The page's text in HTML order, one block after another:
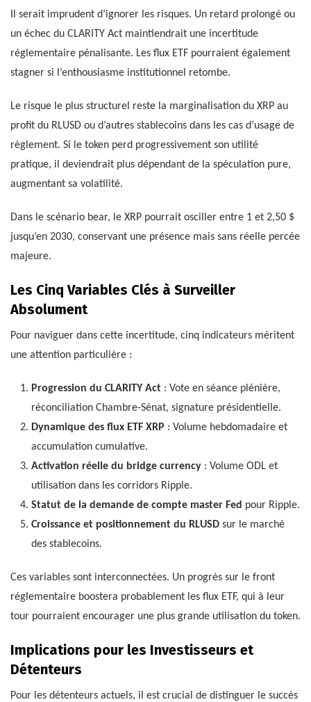
Il serait imprudent d’ignorer les risques. Un retard prolongé ou
un échec du CLARITY Act maintiendrait une incertitude
réglementaire pénalisante. Les flux ETF pourraient également
stagner si l’enthousiasme institutionnel retombe.
Le risque le plus structurel reste la marginalisation du XRP au
profit du RLUSD ou d’autres stablecoins dans les cas d’usage de
règlement. Si le token perd progressivement son utilité
pratique, il deviendrait plus dépendant de la spéculation pure,
augmentant sa volatilité.
Dans le scénario bear, le XRP pourrait osciller entre 1 et 2,50 $
jusqu’en 2030, conservant une présence mais sans réelle percée
majeure.
Les Cinq Variables Clés à Surveiller
Absolument
Pour naviguer dans cette incertitude, cinq indicateurs méritent
une attention particulière :
Progression du CLARITY Act : Vote en séance plénière,
réconciliation Chambre-Sénat, signature présidentielle.
Dynamique des flux ETF XRP : Volume hebdomadaire et
accumulation cumulative.
Activation réelle du bridge currency : Volume ODL et
utilisation dans les corridors Ripple.
Statut de la demande de compte master Fed pour Ripple.
Croissance et positionnement du RLUSD sur le marché
des stablecoins.
Ces variables sont interconnectées. Un progrès sur le front
réglementaire boostera probablement les flux ETF, qui à leur
tour pourraient encourager une plus grande utilisation du token.
Implications pour les Investisseurs et
Détenteurs
Pour les détenteurs actuels, il est crucial de distinguer le succès